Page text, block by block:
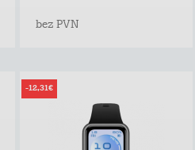
bez PVN
-12,31€